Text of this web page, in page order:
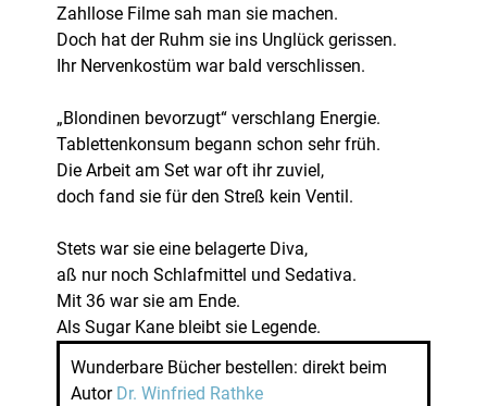
Zahllose Filme sah man sie machen.
Doch hat der Ruhm sie ins Unglück gerissen.
Ihr Nervenkostüm war bald verschlissen.
„Blondinen bevorzugt“ verschlang Energie.
Tablettenkonsum begann schon sehr früh.
Die Arbeit am Set war oft ihr zuviel,
doch fand sie für den Streß kein Ventil.
Stets war sie eine belagerte Diva,
aß nur noch Schlafmittel und Sedativa.
Mit 36 war sie am Ende.
Als Sugar Kane bleibt sie Legende.
Wunderbare Bücher bestellen: direkt beim
Autor Dr. Winfried Rathke